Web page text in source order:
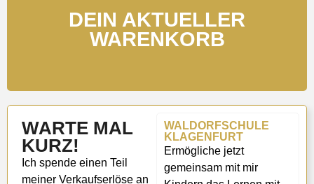
DEIN AKTUELLER
WARENKORB
WARTE MAL
KURZ!
Ich spende einen Teil
meiner Verkaufserlöse an
WALDORFSCHULE
KLAGENFURT
Ermögliche jetzt
gemeinsam mit mir